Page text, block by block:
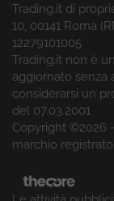
Trading.it di
10, 00141 Roma
12279101005
Trading.it non è
aggiornato senza
considerarsi un
del 07.03.2001
Copyright ©2026
marchio